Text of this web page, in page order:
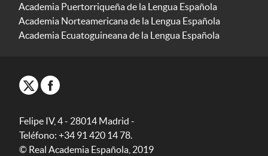
Academia Puertorriqueña de la Lengua Española
Academia Norteamericana de la Lengua Española
Academia Ecuatoguineana de la Lengua Española
Felipe IV, 4 - 28014 Madrid -
Teléfono: +34 91 420 14 78.
© Real Academia Española, 2019